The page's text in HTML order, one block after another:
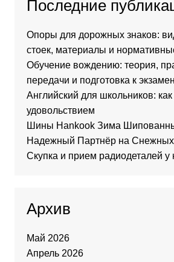
Последние
Опоры для дорожных знаков:
стоек, материалы и
Обучение вождению: теория,
передачи и подготовка к
Английский для школьников: как
удовольствием
Шины Hankook Зима
Надежный Партнёр на Снежных
Скупка и прием радиодеталей у
Архив
Май 2026
Апрель 2026